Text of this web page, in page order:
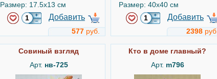
Размер: 17.5x13 см
Добавить
577 руб.
Размер: 40x40 см
Добавить
2398 руб.
Совиный взгляд
Арт. нв-725
Кто в доме главный?
Арт. m796